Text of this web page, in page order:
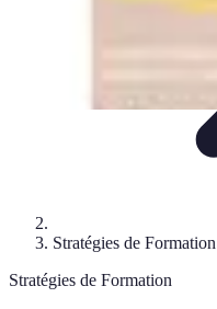
Stratégies de Formation
Stratégies de Formation